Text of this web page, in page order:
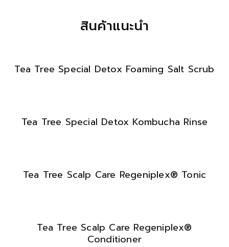
สินค้าแนะนำ
Tea Tree Special Detox Foaming Salt Scrub
Tea Tree Special Detox Kombucha Rinse
Tea Tree Scalp Care Regeniplex® Tonic
Tea Tree Scalp Care Regeniplex®
Conditioner